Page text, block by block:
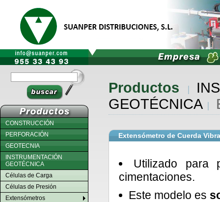
Productos
GEOTÉCNICA
Extensómetro de Cuerda
Utilizado para
cimentaciones.
Este modelo es
CONSTRUCCIÓN
PERFORACIÓN
GEOTECNIA
INSTRUMENTACIÓN
GEOTÉCNICA
Células de Carga
Células de Presión
Extensómetros